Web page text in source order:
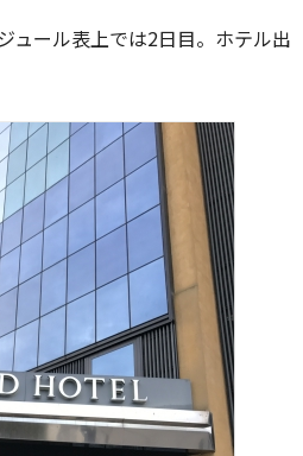
ュール表上では2日目。ホテル出